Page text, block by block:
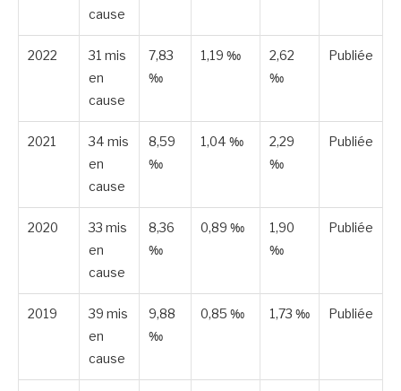
cause
2022
31 mis
en
cause
7,83
‰
1,19 ‰
2,62
‰
Publiée
2021
34 mis
en
cause
8,59
‰
1,04 ‰
2,29
‰
Publiée
2020
33 mis
en
cause
8,36
‰
0,89 ‰
1,90
‰
Publiée
2019
39 mis
en
cause
9,88
‰
0,85 ‰ 1,73 ‰ Publiée